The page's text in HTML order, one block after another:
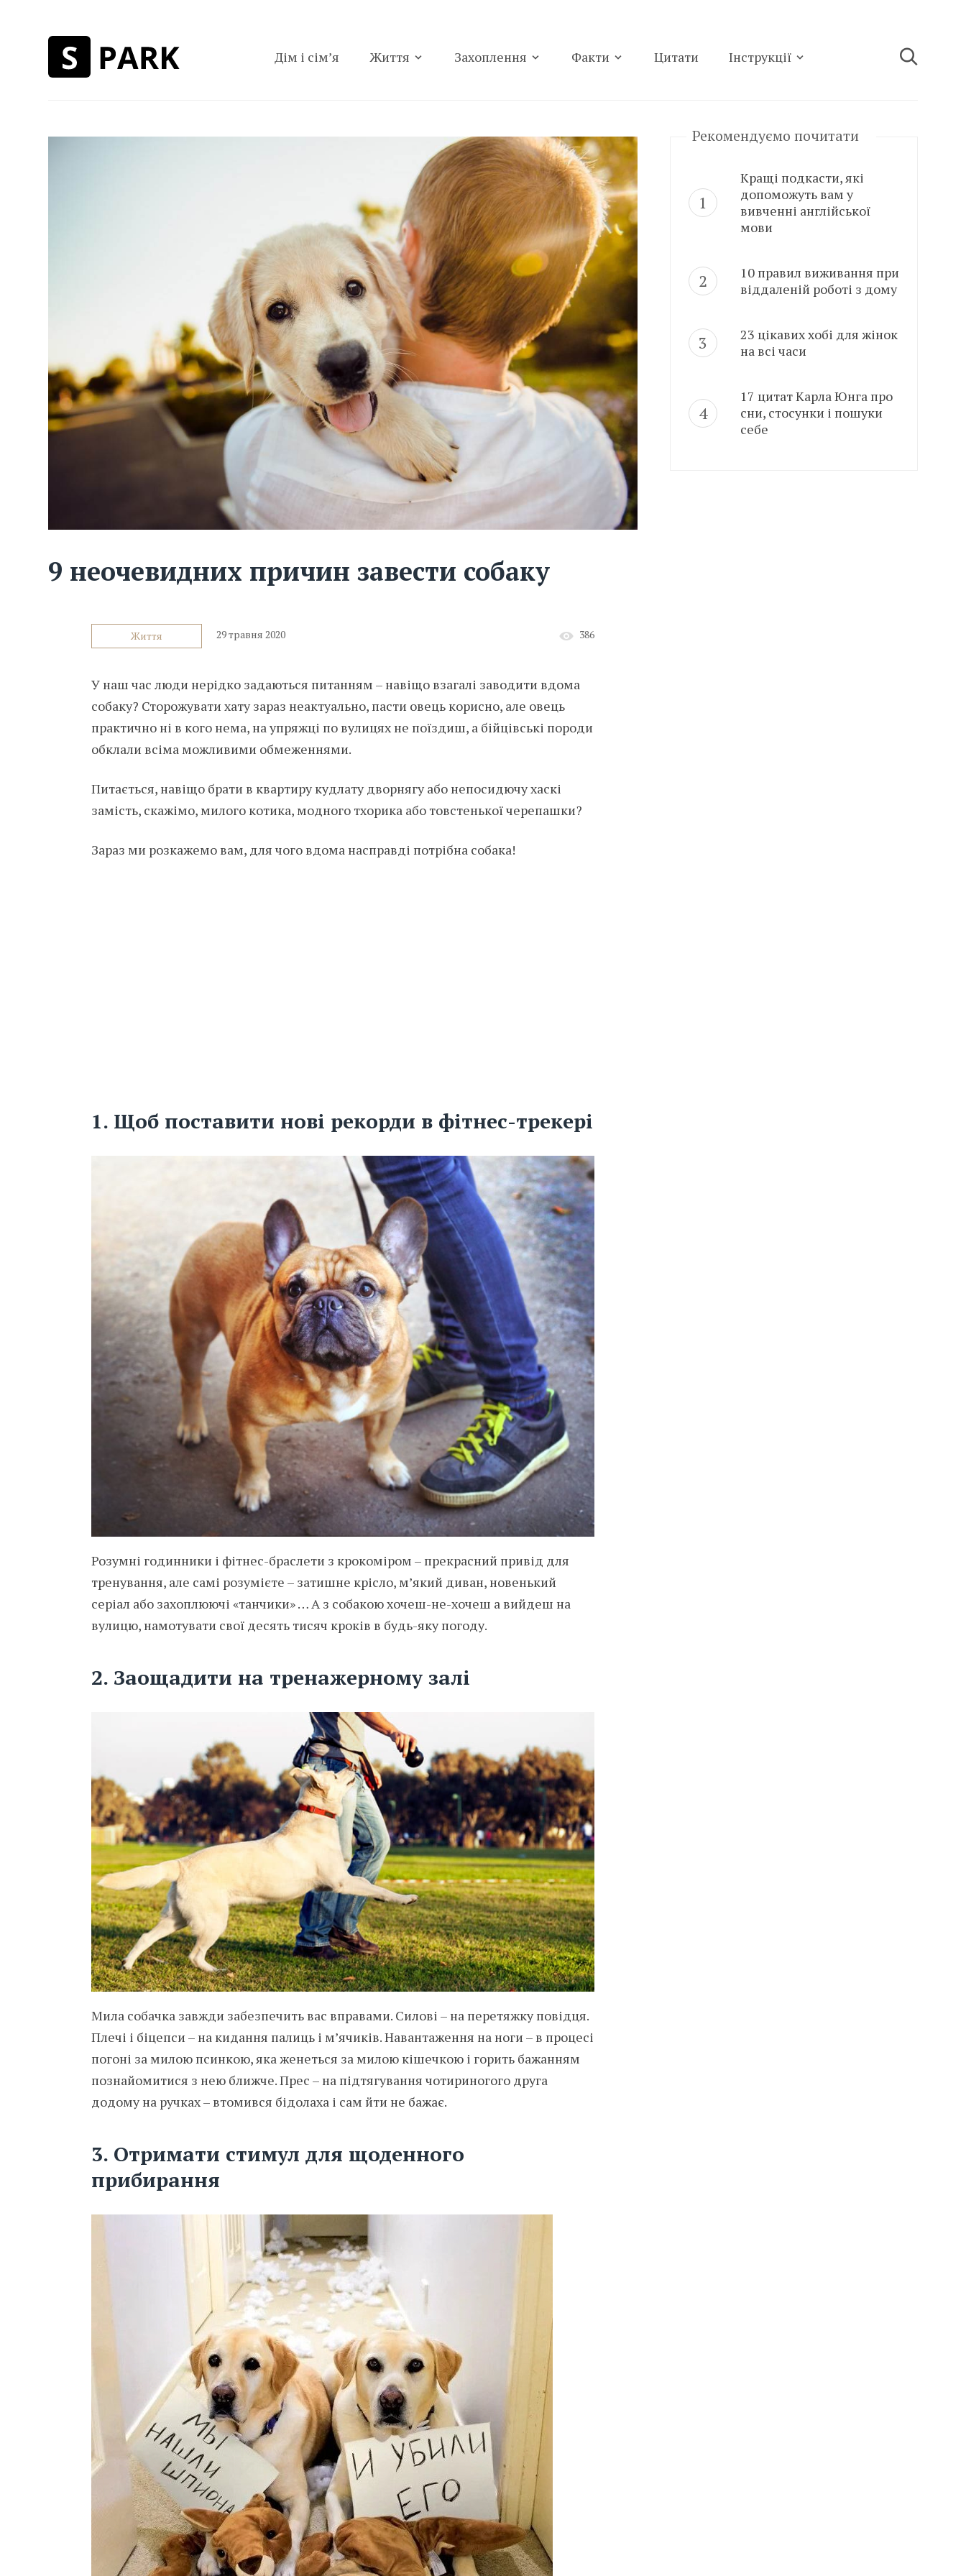
Дім і сім’я Життя Захоплення Факти Цитати Інструкції
9 неочевидних причин завести собаку
Життя 29 травня 2020 386
У наш час люди нерідко задаються питанням – навіщо взагалі заводити вдома
собаку? Сторожувати хату зараз неактуально, пасти овець корисно, але овець
практично ні в кого нема, на упряжці по вулицях не поїздиш, а бійцівські породи
обклали всіма можливими обмеженнями.
Питається, навіщо брати в квартиру кудлату дворнягу або непосидючу хаскі
замість, скажімо, милого котика, модного тхорика або товстенької черепашки?
Зараз ми розкажемо вам, для чого вдома насправді потрібна собака!
1. Щоб поставити нові рекорди в фітнес-трекері
Розумні годинники і фітнес-браслети з крокоміром – прекрасний привід для
тренування, але самі розумієте – затишне крісло, м’який диван, новенький
серіал або захоплюючі «танчики» … А з собакою хочеш-не-хочеш а вийдеш на
вулицю, намотувати свої десять тисяч кроків в будь-яку погоду.
2. Заощадити на тренажерному залі
Мила собачка завжди забезпечить вас вправами. Силові – на перетяжку повідця.
Плечі і біцепси – на кидання палиць і м’ячиків. Навантаження на ноги – в процесі
погоні за милою псинкою, яка женеться за милою кішечкою і горить бажанням
познайомитися з нею ближче. Прес – на підтягування чотириногого друга
додому на ручках – втомився бідолаха і сам йти не бажає.
3. Отримати стимул для щоденного
прибирання
Рекомендуємо почитати
Кращі подкасти, які
допоможуть вам у
вивченні англійської
мови
10 правил виживання при
віддаленій роботі з дому
23 цікавих хобі для жінок
на всі часи
17 цитат Карла Юнга про
сни, стосунки і пошуки
себе